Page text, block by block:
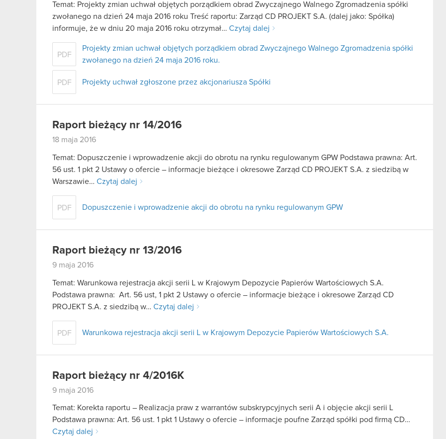
Temat: Projekty zmian uchwał objętych porządkiem obrad Zwyczajnego Walnego Zgromadzenia spółki
zwołanego na dzień 24 maja 2016 roku Treść raportu: Zarząd CD PROJEKT S.A. (dalej jako: Spółka)
informuje, że w dniu 20 maja 2016 roku otrzymał… Czytaj dalej
PDF
Projekty zmian uchwał objętych porządkiem obrad Zwyczajnego Walnego Zgromadzenia spółki
zwołanego na dzień 24 maja 2016 roku.
PDF Projekty uchwał zgłoszone przez akcjonariusza Spółki
Raport bieżący nr 14/2016
18 maja 2016
Temat: Dopuszczenie i wprowadzenie akcji do obrotu na rynku regulowanym GPW Podstawa prawna: Art.
56 ust. 1 pkt 2 Ustawy o ofercie – informacje bieżące i okresowe Zarząd CD PROJEKT S.A. z siedzibą w
Warszawie… Czytaj dalej
PDF Dopuszczenie i wprowadzenie akcji do obrotu na rynku regulowanym GPW
Raport bieżący nr 13/2016
9 maja 2016
Temat: Warunkowa rejestracja akcji serii L w Krajowym Depozycie Papierów Wartościowych S.A.
Podstawa prawna: Art. 56 ust, 1 pkt 2 Ustawy o ofercie – informacje bieżące i okresowe Zarząd CD
PROJEKT S.A. z siedzibą w… Czytaj dalej
PDF Warunkowa rejestracja akcji serii L w Krajowym Depozycie Papierów Wartościowych S.A.
Raport bieżący nr 4/2016K
9 maja 2016
Temat: Korekta raportu – Realizacja praw z warrantów subskrypcyjnych serii A i objęcie akcji serii L
Podstawa prawna: Art. 56 ust. 1 pkt 1 Ustawy o ofercie – informacje poufne Zarząd spółki pod firmą CD…
Czytaj dalej